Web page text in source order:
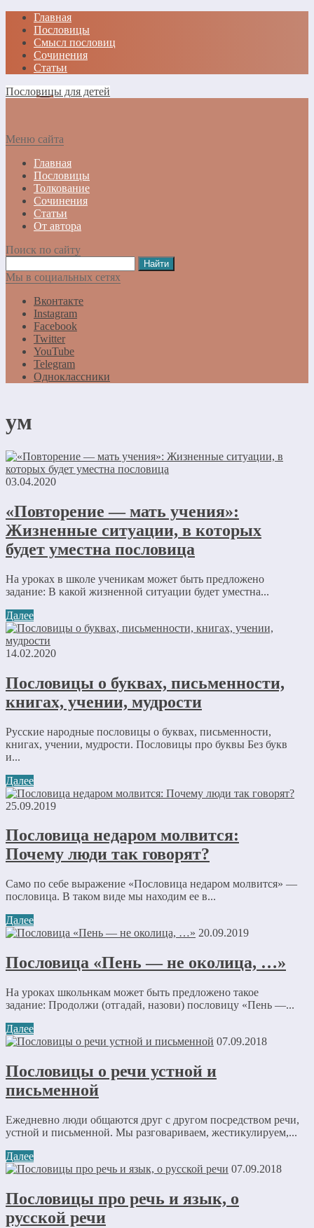
Главная
Пословицы
Смысл пословиц
Сочинения
Статьи
Пословицы для детей
Меню сайта
Главная
Пословицы
Толкование
Сочинения
Статьи
От автора
Поиск по сайту
Мы в социальных сетях
Вконтакте
Instagram
Facebook
Twitter
YouTube
Telegram
Одноклассники
ум
03.04.2020
«Повторение — мать учения»:
Жизненные ситуации, в которых
будет уместна пословица
На уроках в школе ученикам может быть предложено
задание: В какой жизненной ситуации будет уместна...
Далее
14.02.2020
Пословицы о буквах, письменности,
книгах, учении, мудрости
Русские народные пословицы о буквах, письменности,
книгах, учении, мудрости. Пословицы про буквы Без букв
и...
Далее
25.09.2019
Пословица недаром молвится:
Почему люди так говорят?
Само по себе выражение «Пословица недаром молвится» —
пословица. В таком виде мы находим ее в...
Далее
20.09.2019
Пословица «Пень — не околица, …»
На уроках школьнкам может быть предложено такое
задание: Продолжи (отгадай, назови) пословицу «Пень —...
Далее
07.09.2018
Пословицы о речи устной и
письменной
Ежедневно люди общаются друг с другом посредством речи,
устной и письменной. Мы разговариваем, жестикулируем,...
Далее
07.09.2018
Пословицы про речь и язык, о
русской речи